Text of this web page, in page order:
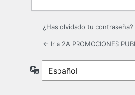
¿Has olvidado tu contraseña?
← Ir a 2A PROMOCIONES
Idioma